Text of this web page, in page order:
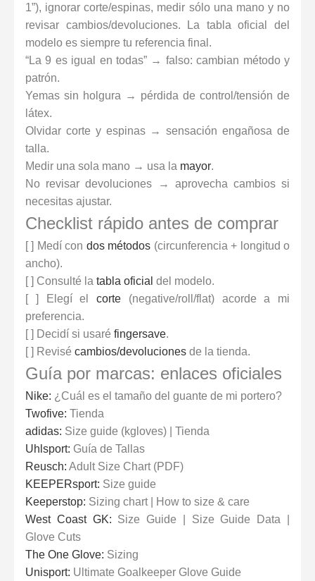
1”), ignorar corte/espinas, medir sólo una mano y no
revisar cambios/devoluciones. La tabla oficial del
modelo es siempre tu referencia final.
“La 9 es igual en todas” → falso: cambian método y
patrón.
Yemas sin holgura → pérdida de control/tensión de
látex.
Olvidar corte y espinas → sensación engañosa de
talla.
Medir una sola mano → usa la mayor.
No revisar devoluciones → aprovecha cambios si
necesitas ajustar.
Checklist rápido antes de comprar
[ ] Medí con dos métodos (circunferencia + longitud o
ancho).
[ ] Consulté la tabla oficial del modelo.
[ ] Elegí el corte (negative/roll/flat) acorde a mi
preferencia.
[ ] Decidí si usaré fingersave.
[ ] Revisé cambios/devoluciones de la tienda.
Guía por marcas: enlaces oficiales
Nike: ¿Cuál es el tamaño del guante de mi portero?
Twofive: Tienda
adidas: Size guide (kgloves)
Tienda
Uhlsport: Guía de Tallas
Reusch: Adult Size Chart (PDF)
KEEPERsport: Size guide
Keeperstop: Sizing chart|
How to size & care
West Coast GK: Size Guide Size Guide Data
Glove Cuts
The One Glove: Sizing
Unisport: Ultimate Goalkeeper Glove Guide